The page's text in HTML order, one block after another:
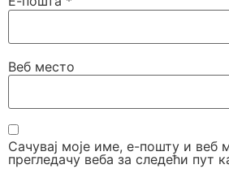
Веб место
Сачувај моје име, е-пошту и веб
прегледачу веба за следећи пут